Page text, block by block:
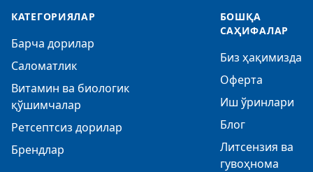
КАТЕГОРИЯЛАР
Барча дорилар
Саломатлик
Витамин ва биологик
қўшимчалар
Ретсептсиз дорилар
Брендлар
БОШҚА
САҲИФАЛАР
Биз ҳақимизда
Оферта
Иш ўринлари
Блог
Литсензия ва
гувоҳнома